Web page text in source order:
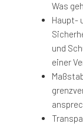
Was
Haupt-
und
einer